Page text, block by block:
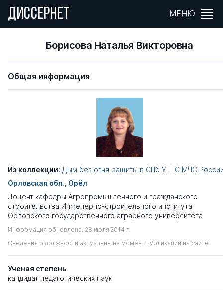
ДИССЕРНЕТ МЕНЮ
Борисова Наталья Викторовна
Общая информация
Из коллекции: Дым без огня: защиты в СПб УГПС МЧС
Орловская обл., Орёл
Доцент кафедры Агропромышленного и гражданского
строительства Инженерно-строительного института
Орловского государственного аграрного университета
Информация обновлена: 28 июля 2014 г.
Сведения о должности актуальны на момент публикации на сайте
Ученая степень
кандидат педагогических наук